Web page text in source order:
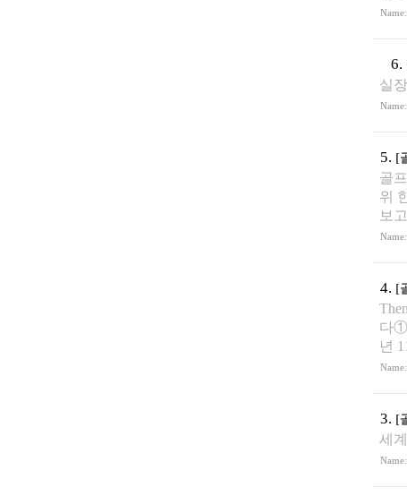
Name:
6.
실
Name:
5. [
골
위
보
Name:
4. [
다①
년
Name:
3. [
세
Name: